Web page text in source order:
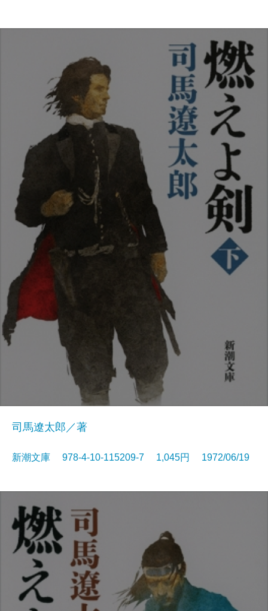
司馬遼太郎／著
新潮文庫 978-4-10-115209-7 1,045円 1972/06/19